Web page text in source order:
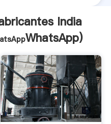
India
WhatsApp)